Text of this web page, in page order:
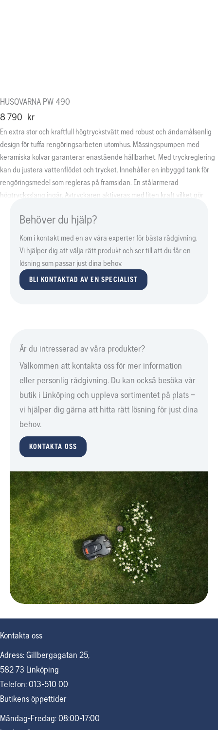
HUSQVARNA PW 490
8 790 kr
En extra stor och kraftfull högtryckstvätt med robust och ändamålsenlig
design för tuffa rengöringsarbeten utomhus. Mässingspumpen med
keramiska kolvar garanterar enastående hållbarhet. Med tryckreglering
kan du justera vattenflödet och trycket. Innehåller en inbyggd tank för
rengöringsmedel som regleras på framsidan. En stålarmerad
högtrycksslang ingår. Avtryckaren aktiveras med liten kraft vilket gör
prestanda och bärhandtaget i aluminium underlättar transport.
Snabbkoppling till vatten, stora och robusta hjul för bättre grepp och en
lång sprejlans förhöjer upplevelsen ytterligare. Två svivelfunktioner för
justering av munstycket och snabb anslutning utan krångel. Inbyggt
förvaringsutrymme för tillbehör, slangvinda och nätsladd gör arbetet
effektivt. Två munstycken ingår.
Behöver du hjälp?
Kom i kontakt med en av våra experter för bästa rådgivning.
Vi hjälper dig att välja rätt produkt och ser till att du får en
lösning som passar just dina behov.
BLI KONTAKTAD AV EN SPECIALIST
Är du intresserad av våra produkter?
Välkommen att kontakta oss för mer information
eller personlig rådgivning. Du kan också besöka vår
butik i Linköping och uppleva sortimentet på plats –
vi hjälper dig gärna att hitta rätt lösning för just dina
behov.
KONTAKTA OSS
Kontakta oss
Adress: Gillbergagatan 25,
582 73 Linköping
Telefon: 013-510 00
Butikens öppettider
Måndag-Fredag: 08:00-17:00